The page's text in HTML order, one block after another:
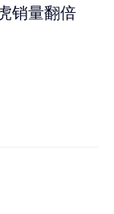
销量翻倍